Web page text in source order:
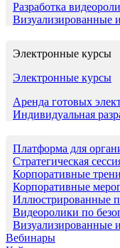
Разработка
Визуализированные
Электронные курсы
Электронные курсы
Аренда готовых
Индивидуальная
Платформа для
Стратегическая
Корпоративные
Корпоративные
Иллюстрированные
Видеоролики по
Визуализированные
Вебинары